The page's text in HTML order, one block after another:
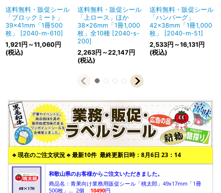
送料無料・販促シール
「ブロックミート」
39×41mm「1冊500
枚」
[2040-m-610]
1,921 円 ～11,060 円
(税込)
送料無料・販促シール
「上ロース」ほか
38×26mm「1冊1,000
枚」全10種 [2040-s-
200]
2,263円 ～22,147 円
(税込)
送料無料・販促シール
「ハンバーグ」
42×38mm「1冊1,000
枚」
[2040-m-51]
2,533円 ～16,131 円
(税込)